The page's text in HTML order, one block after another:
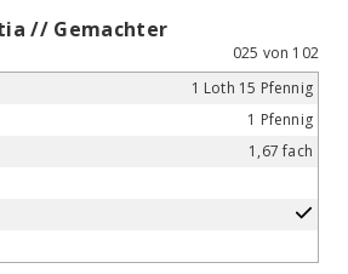
// Gemachter
025 von 102
1 Loth 15 Pfennig
1 Pfennig
1,67 fach